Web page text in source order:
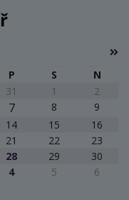
P S
N
31 1
2
7 8
9
14 15
16
21 22
23
28 29
30
4 5 6